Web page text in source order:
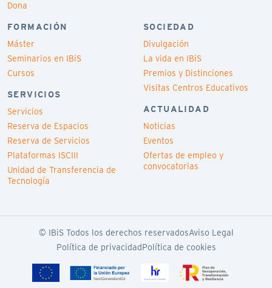
Dona
FORMACIÓN
Máster
Seminarios en IBiS
Cursos
SERVICIOS
Servicios
Reserva de Espacios
Reserva de Servicios
Plataformas ISCIII
Unidad de Transferencia de
Tecnología
SOCIEDAD
Divulgación
La vida en IBiS
Premios y Distinciones
Visitas Centros Educativos
ACTUALIDAD
Noticias
Eventos
Ofertas de empleo y
convocatorias
© IBiS Todos los derechos reservadosAviso Legal
Política de privacidadPolítica de cookies